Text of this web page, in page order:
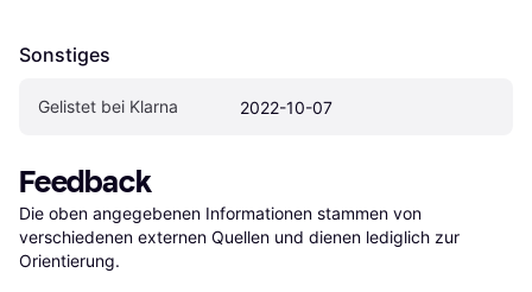
Sonstiges
Gelistet bei Klarna 2022-10-07
Feedback
Die oben angegebenen Informationen stammen von
verschiedenen externen Quellen und dienen lediglich zur
Orientierung.